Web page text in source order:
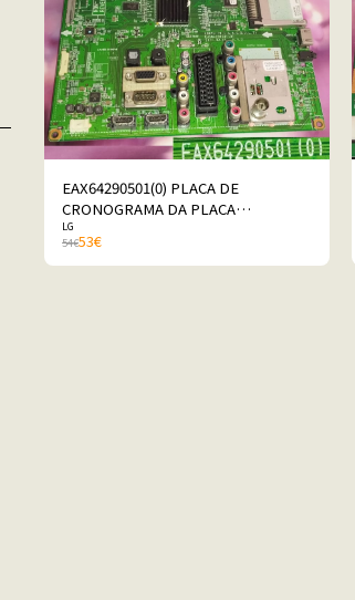
EAX64290501(0) PLACA DE
CRONOGRAMA DA PLACA
PRINCIPAL PARA POUR PER LG
42LK430-ZA
LG
54€53€